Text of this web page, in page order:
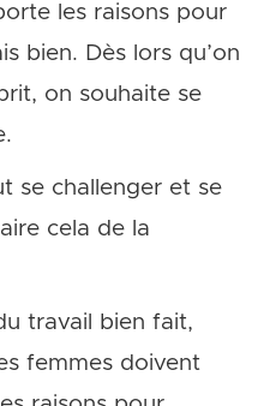
les raisons pour
bien. Dès lors qu’on
on souhaite se
se challenger et se
cela de la
travail bien fait,
femmes doivent